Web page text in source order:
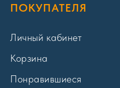
ПОКУПАТЕЛЯ
Личный кабинет
Корзина
Понравившиеся